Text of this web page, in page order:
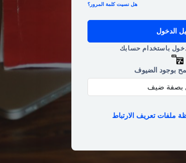
هل نسيت كلمة المرور؟
الدخول
باستخدام حسابك
بوجود الضيوف
بصفة ضيف
ملفات تعريف الارتباط